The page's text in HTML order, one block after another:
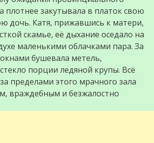
плотнее закутывала в платок свою
дочь. Катя, прижавшись к матери,
скамье, её дыхание оседало на
маленькими облачками пара. За
бушевала метель,
порции ледяной крупы. Всё
пределами этого мрачного зала
враждебным и безжалостно